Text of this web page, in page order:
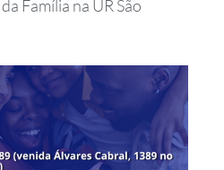
Família na UR São